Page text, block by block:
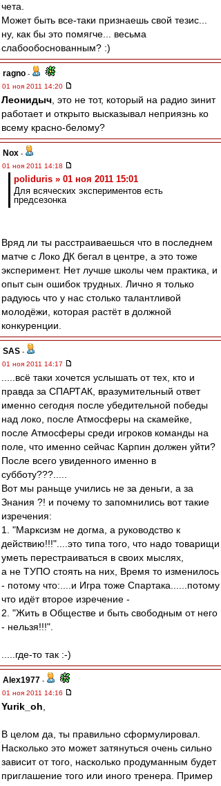
чета.
Может быть все-таки признаешь свой тезис...
ну, как бы это помягче... весьма
слабообоснованным? :)
ragno -
01 ноя 2011 14:20
Леонидыч , это не тот, который на радио зинит
работает и открыто высказывал неприязнь ко
всему красно-белому?
Nox -
01 ноя 2011 14:18
poliduris » 01 ноя 2011 15:01
Для всяческих экспериментов есть
предсезонка
Вряд ли ты расстраиваешься что в последнем
матче с Локо ДК бегал в центре, а это тоже
эксперимент. Нет лучше школы чем практика, и
опыт сын ошибок трудных. Лично я только
радуюсь что у нас столько талантливой
молодёжи, которая растёт в должной
конкуренции.
SAS -
01 ноя 2011 14:17
.....всё таки хочется услышать от тех, кто и
правда за СПАРТАК, вразумительный ответ
именно сегодня после убедительной победы
над локо, после Атмосферы на скамейке,
после Атмосферы среди игроков команды на
поле, что именно сейчас Карпин должен уйти?
После всего увиденного именно в
субботу???.....
Вот мы раньще учились не за деньги, а за
Знания ?! и почему то запомнились вот такие
изречения:
1. "Марксизм не догма, а руководство к
действию!!!"....это типа того, что надо товарищи
уметь перестраиваться в своих мыслях,
а не ТУПО стоять на них, Время то изменилось
- потому что:....и Игра тоже Спартака......потому
что идёт второе изречение -
2. "Жить в Обществе и быть свободным от него
- нельзя!!!".
.....где-то так :-)
Alex1977 -
01 ноя 2011 14:16
Yurik_oh
В целом да, ты правильно сформулировал.
Насколько это может затянуться очень сильно
зависит от того, насколько продуманным будет
приглашение того или иного тренера. Пример